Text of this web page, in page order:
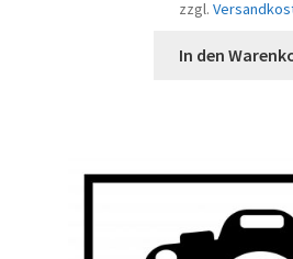
zzgl.
In den